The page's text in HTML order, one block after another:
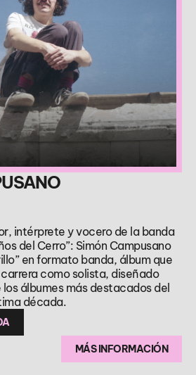
intérprete y vocero de la banda
del Cerro”: Simón Campusano
en formato banda, álbum que
como solista, diseñado
álbumes más destacados del
década.
MÁS INFORMACIÓN